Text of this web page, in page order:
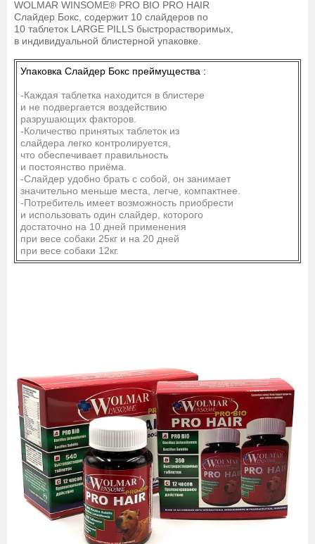
WOLMAR WINSOME® PRO BIO PRO HAIR
Слайдер Бокс, содержит 10 слайдеров по
10 таблеток LARGE PILLS быстрорастворимых,
в индивидуальной блистерной упаковке.
Упаковка Слайдер Бокс преймущества :
-Каждая таблетка находится в блистере
и не подвергается воздействию
разрушающих факторов.
-Количество принятых таблеток из
слайдера легко контролируется,
что обеспечивает правильность
и постоянство приёма.
-Слайдер удобно брать с собой, он занимает
значительно меньше места, легче, компактнее.
-Потребитель имеет возможность приобрести
и использовать один слайдер, которого
достаточно на 10 дней применения
при весе собаки 25кг и на 20 дней
при весе собаки 12кг.